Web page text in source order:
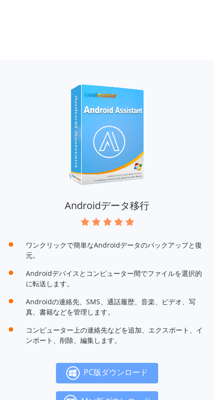
Androidデータ移行
ワンクリックで簡単なAndroidデータのバックアップと復
元。
Androidデバイスとコンピューター間でファイルを選択的
に転送します。
Androidの連絡先、SMS、通話履歴、音楽、ビデオ、写
真、書籍などを管理します。
コンピューター上の連絡先などを追加、エクスポート、イ
ンポート、削除、編集します。
PC版ダウンロード